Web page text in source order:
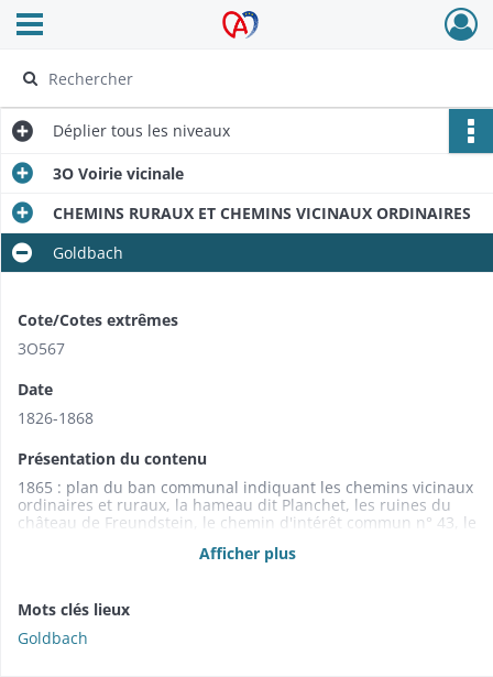
Archives Alsace - Colmar
Ouvrir le menu déroulant
Déplier tous les niveaux
3O Voirie vicinale
CHEMINS RURAUX ET CHEMINS VICINAUX ORDINAIRES
Goldbach
Cote/Cotes extrêmes
3O567
Date
1826-1868
Présentation du contenu
1865 : plan du ban communal indiquant les chemins vicinaux
ordinaires et ruraux, la hameau dit Planchet, les ruines du
château de Freundstein, le chemin d'intérêt commun n° 43, le
1868 : carte indiquant les chemins vicinaux ordinaires et
Afficher plus
Mots clés lieux
Goldbach